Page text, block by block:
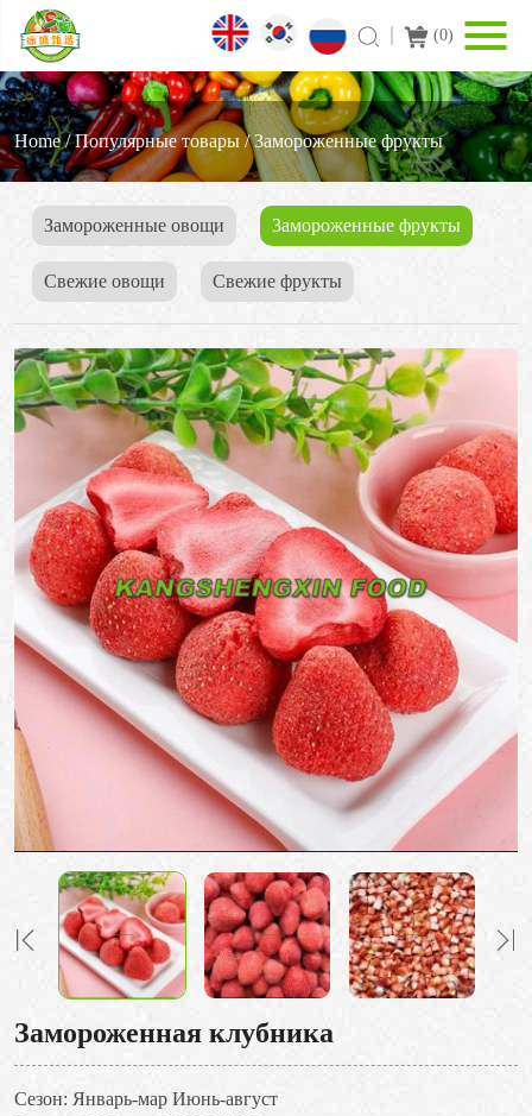
(0)
Home/Популярные товары /3амороженные фрукты
Замороженные овощи 3амороженные фрукты
Свежие овощи Cвежие фрукты
Замороженная клубника
Сезон: Январь-мар Июнь-август